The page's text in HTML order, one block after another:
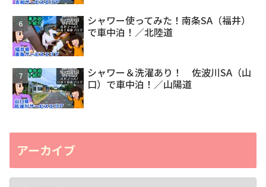
シャワー使ってみた！南条SA（福井）
で車中泊！／北陸道
シャワー＆洗濯あり！ 佐波川SA（山
口）で車中泊！／山陽道
アーカイブ